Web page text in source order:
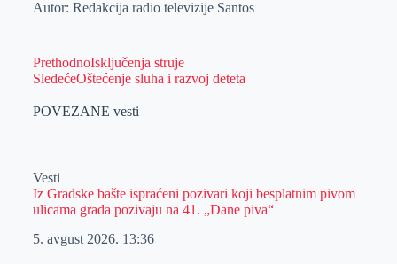
Autor: Redakcija radio televizije Santos
PrethodnoIsključenja struje
SledećeOštećenje sluha i razvoj deteta
POVEZANE vesti
Vesti
Iz Gradske bašte ispraćeni pozivari koji besplatnim pivom
ulicama grada pozivaju na 41. „Dane piva“
5. avgust 2026. 13:36